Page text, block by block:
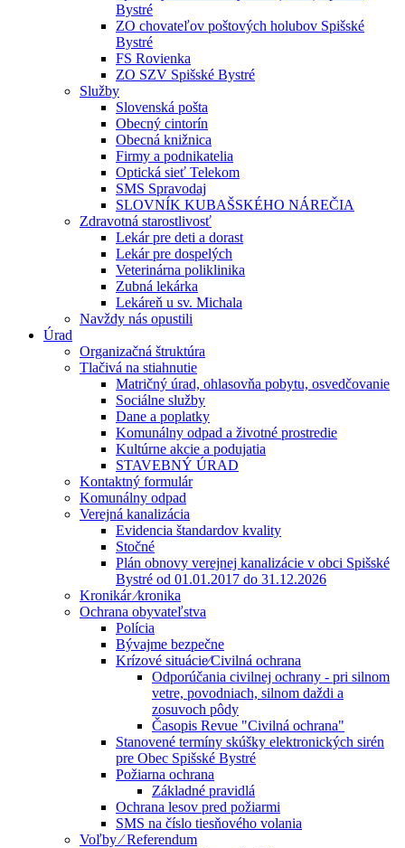
Bystré
ZO chovateľov poštových holubov Spišské
Bystré
FS Rovienka
ZO SZV Spišské Bystré
Služby
Slovenská pošta
Obecný cintorín
Obecná knižnica
Firmy a podnikatelia
Optická sieť Telekom
SMS Spravodaj
SLOVNÍK KUBAŠSKÉHO NÁREČIA
Zdravotná starostlivosť
Lekár pre deti a dorast
Lekár pre dospelých
Veterinárna poliklinika
Zubná lekárka
Lekáreň u sv. Michala
Navždy nás opustili
Úrad
Organizačná štruktúra
Tlačivá na stiahnutie
Matričný úrad, ohlasovňa pobytu, osvedčovanie
Sociálne služby
Dane a poplatky
Komunálny odpad a životné prostredie
Kultúrne akcie a podujatia
STAVEBNÝ ÚRAD
Kontaktný formulár
Komunálny odpad
Verejná kanalizácia
Evidencia štandardov kvality
Stočné
Plán obnovy verejnej kanalizácie v obci Spišské
Bystré od 01.01.2017 do 31.12.2026
Kronikár ⁄kronika
Ochrana obyvateľstva
Polícia
Bývajme bezpečne
Krízové situácie⁄Civilná ochrana
Odporúčania civilnej ochrany - pri silnom
vetre, povodniach, silnom daždi a
zosuvoch pôdy
Časopis Revue "Civilná ochrana"
Stanovené termíny skúšky elektronických sirén
pre Obec Spišské Bystré
Požiarna ochrana
Základné pravidlá
Ochrana lesov pred požiarmi
SMS na číslo tiesňového volania
Voľby ⁄ Referendum